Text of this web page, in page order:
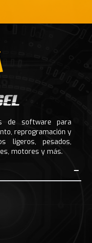
de software para
reprogramación y
ligeros, pesados,
motores y más.